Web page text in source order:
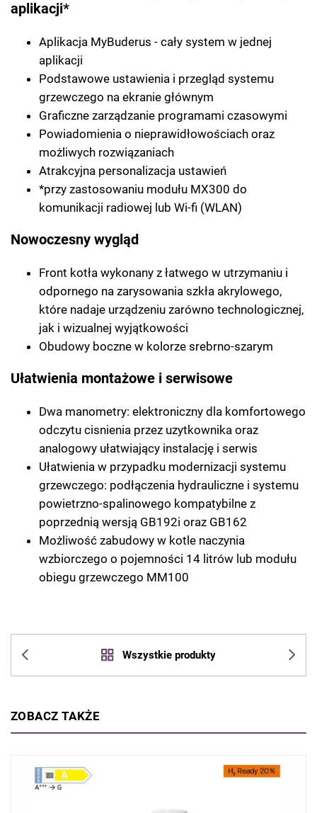
aplikacji*
Aplikacja MyBuderus - cały system w jednej
aplikacji
Podstawowe ustawienia i przegląd systemu
grzewczego na ekranie głównym
Graficzne zarządzanie programami czasowymi
Powiadomienia o nieprawidłowościach oraz
możliwych rozwiązaniach
Atrakcyjna personalizacja ustawień
*przy zastosowaniu modułu MX300 do
komunikacji radiowej lub Wi-fi (WLAN)
Nowoczesny wygląd
Front kotła wykonany z łatwego w utrzymaniu i
odpornego na zarysowania szkła akrylowego,
które nadaje urządzeniu zarówno technologicznej,
jak i wizualnej wyjątkowości
Obudowy boczne w kolorze srebrno-szarym
Ułatwienia montażowe i serwisowe
Dwa manometry: elektroniczny dla komfortowego
odczytu cisnienia przez uzytkownika oraz
analogowy ułatwiający instalację i serwis
Ułatwienia w przypadku modernizacji systemu
grzewczego: podłączenia hydrauliczne i systemu
powietrzno-spalinowego kompatybilne z
poprzednią wersją GB192i oraz GB162
Możliwość zabudowy w kotle naczynia
wzbiorczego o pojemności 14 litrów lub modułu
obiegu grzewczego MM100
Wszystkie produkty
ZOBACZ TAKŻE